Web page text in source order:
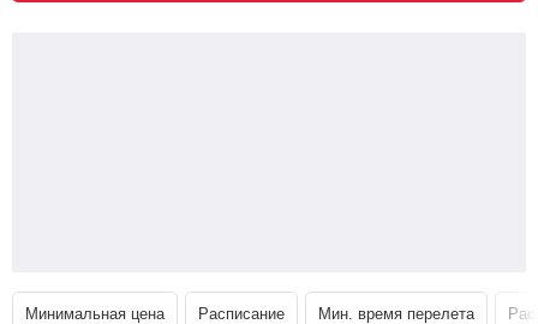
Минимальная цена Расписание Мин. время перелета